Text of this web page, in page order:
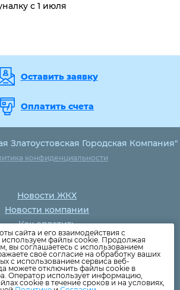
с 1 июля
Оставить заявку
Оплатить счета
Златоустовская Городская Компания"
конфиденциальности
Новости ЖКХ
Новости компании
Как оплатить
Дома
информации
Вопросы
сайта и его взаимодействия с
используем файлы cookie. Продолжая
вы соглашаетесь с использованием
своё согласие на обработку ваших
с использованием сервиса веб-
можете отключить файлы cookie в
Оператор использует информацию,
cookie в течение сроков и на условиях,